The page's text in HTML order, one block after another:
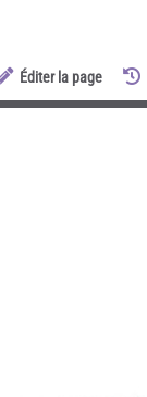
Éditer la page